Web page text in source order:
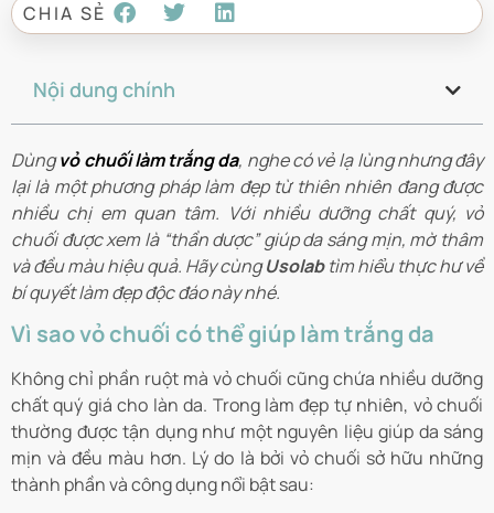
CHIA SẺ
Nội dung chính
Dùngvỏ chuối làm trắng da, nghe có vẻ lạ lùng nhưng đây
lại là một phương pháp làm đẹp từ thiên nhiên đang được
nhiều chị em quan tâm. Với nhiều dưỡng chất quý, vỏ
chuối được xem là “thần dược” giúp da sáng mịn, mờ thâm
và đều màu hiệu quả. Hãy cùngUsolabtìm hiểu thực hư về
bí quyết làm đẹp độc đáo này nhé.
Vì sao vỏ chuối có thể giúp làm trắng da
Không chỉ phần ruột mà vỏ chuối cũng chứa nhiều dưỡng
chất quý giá cho làn da. Trong làm đẹp tự nhiên, vỏ chuối
thường được tận dụng như một nguyên liệu giúp da sáng
mịn và đều màu hơn. Lý do là bởi vỏ chuối sở hữu những
thành phần và công dụng nổi bật sau: